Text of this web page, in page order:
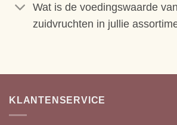
Wat is de voedingswaarde
zuidvruchten in jullie
KLANTENSERVICE